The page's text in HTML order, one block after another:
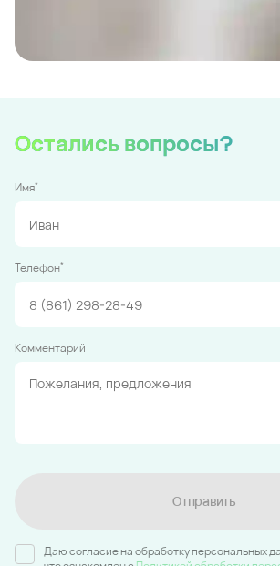
Остались вопросы?
Имя*
Телефон*
Комментарий
Отправить
Даю согласие на обработку персональных